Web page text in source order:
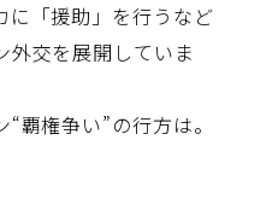
に「援助」を行うなど
外交を展開していま
覇権争い”の行方は。